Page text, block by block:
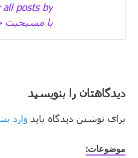
با
دیدگاهتان را بنویسید
برای نوشتن دیدگاه باید وارد
موضوعات: